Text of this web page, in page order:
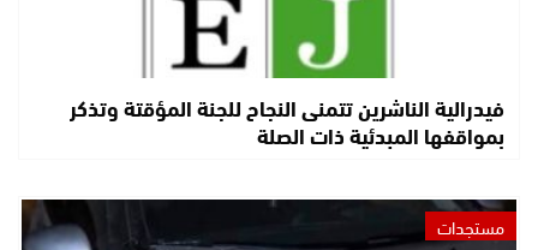
فيدرالية الناشرين تتمنى النجاح للجنة المؤقتة وتذكر
بمواقفها المبدئية ذات الصلة
مستجدات